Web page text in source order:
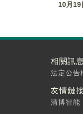
10月19
相關訊息
法定公告
友情鏈
清博智能